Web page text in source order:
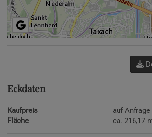
Eckdaten
Kaufpreis
auf Anfrage
Fläche
ca. 216,17